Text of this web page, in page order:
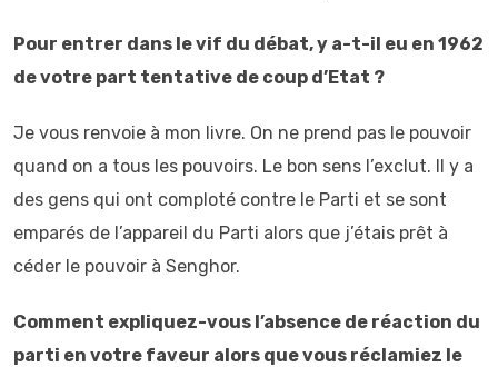
Pour entrer dans le vif du débat, y a-t-il eu en 1962
de votre part tentative de coup d’Etat ?
Je vous renvoie à mon livre. On ne prend pas le pouvoir
quand on a tous les pouvoirs. Le bon sens l’exclut. Il y a
des gens qui ont comploté contre le Parti et se sont
emparés de l’appareil du Parti alors que j’étais prêt à
céder le pouvoir à Senghor.
Comment expliquez-vous l’absence de réaction du
parti en votre faveur alors que vous réclamiez le